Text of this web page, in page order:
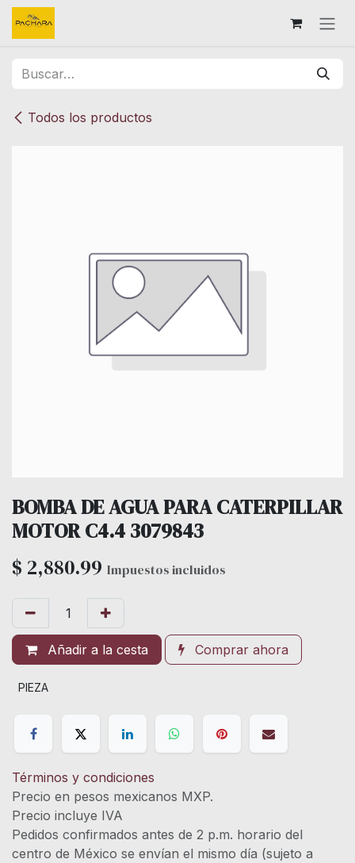
Ir al contenido
Todos los productos
BOMBA DE AGUA PARA CATERPILLAR
MOTOR C4.4 3079843
$ 2,880.99 Impuestos incluidos
Añadir a la cesta Comprar ahora
PIEZA
Términos y condiciones
Precio en pesos mexicanos MXP.
Precio incluye IVA
Pedidos confirmados antes de 2 p.m. horario del
centro de México se envían el mismo día (sujeto a